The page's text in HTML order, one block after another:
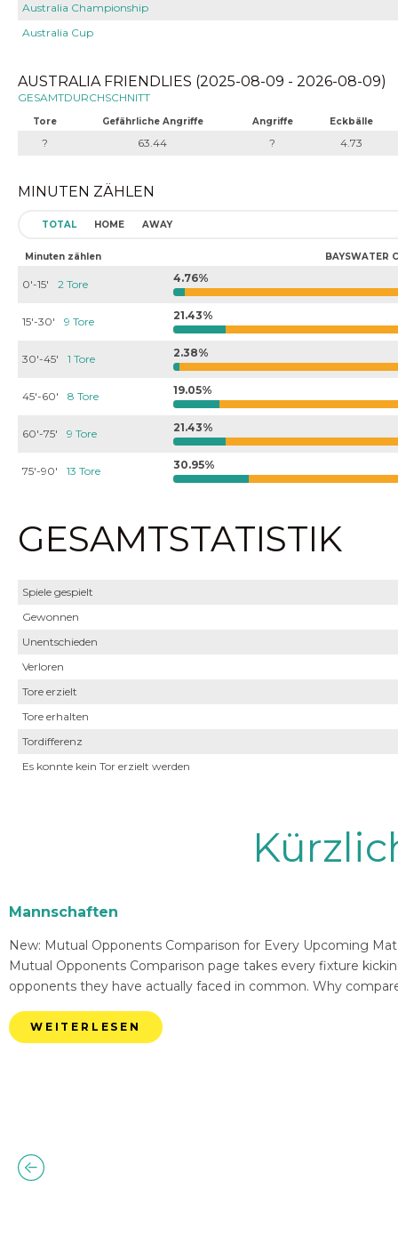
Australia Championship
Australia Cup
AUSTRALIA FRIENDLIES (2025-08-09 - 2026-08-09)
GESAMTDURCHSCHNITT
Tore Gefährliche Angriffe Angriffe Eckbälle
? 63.44 ? 4.73
MINUTEN ZÄHLEN
TOTAL HOME AWAY
Minuten zählen BAYSWATER
0'-15' 2 Tore 4.76%
15'-30' 9 Tore 21.43%
30'-45' 1 Tore 2.38%
45'-60' 8 Tore 19.05%
60'-75' 9 Tore 21.43%
75'-90' 13 Tore 30.95%
GESAMTSTATISTIK
Spiele gespielt
Gewonnen
Unentschieden
Verloren
Tore erzielt
Tore erhalten
Tordifferenz
Es konnte kein Tor erzielt werden
Mannschaften
New: Mutual Opponents Comparison for Every Upcoming
Mutual Opponents Comparison page takes every fixture
opponents they have actually faced in common. Why
WEITERLESEN